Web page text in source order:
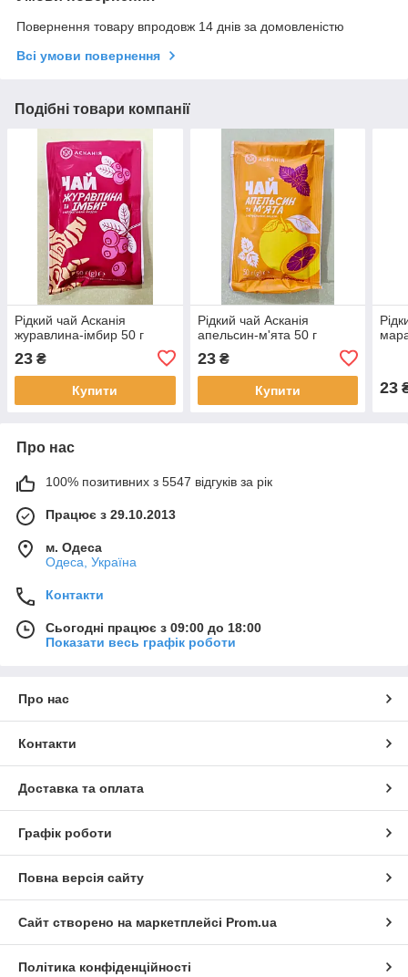
Повернення товару впродовж 14 днів за домовленістю
Всі умови повернення
Подібні товари компанії
Рідкий чай Асканія
журавлина-імбир 50 г
23 ₴
Купити
Рідкий чай Асканія
апельсин-м'ята 50 г
23₴
Купити 23
Про нас
100% позитивних з 5547 відгуків за рік
Працює з 29.10.2013
м. Одеса
Одеса, Україна
Контакти
Сьогодні працює з 09:00 до 18:00
Показати весь графік роботи
Про нас
Контакти
Доставка та оплата
Графік роботи
Повна версія сайту
Сайт створено на маркетплейсі Prom.ua
Політика конфіденційності